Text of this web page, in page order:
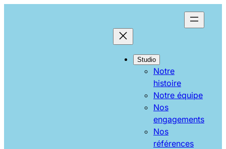
Studio
Notre
histoire
Notre équipe
Nos
engagements
Nos
références